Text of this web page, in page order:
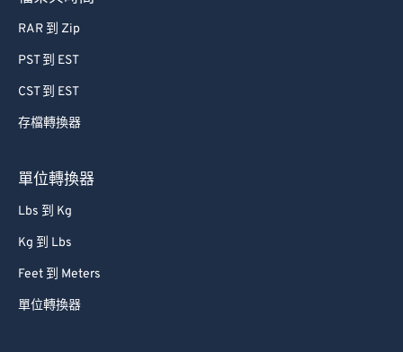
RAR 到 Zip
PST 到 EST
CST 到 EST
存檔轉換器
單位轉換器
Lbs 到 Kg
Kg 到 Lbs
Feet 到 Meters
單位轉換器